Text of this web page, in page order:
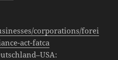
corporations/forei
act-fatca